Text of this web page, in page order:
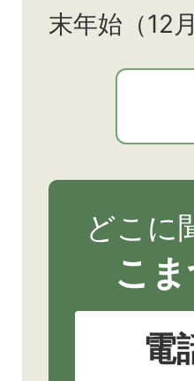
末年始（12
どこに
こ
電